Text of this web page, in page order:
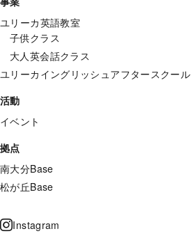
ユリーカ英語教室
子供クラス
大人英会話クラス
ユリーカイングリッシュアフタースクール
活動
イベント
拠点
南大分Base
松が丘Base
Instagram